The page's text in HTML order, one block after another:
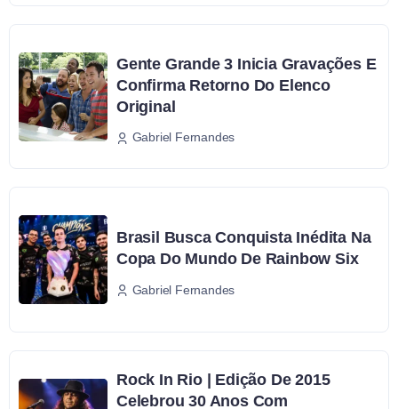
Gente Grande 3 Inicia Gravações E
Confirma Retorno Do Elenco
Original
Gabriel Fernandes
Brasil Busca Conquista Inédita Na
Copa Do Mundo De Rainbow Six
Gabriel Fernandes
Rock In Rio | Edição De 2015
Celebrou 30 Anos Com